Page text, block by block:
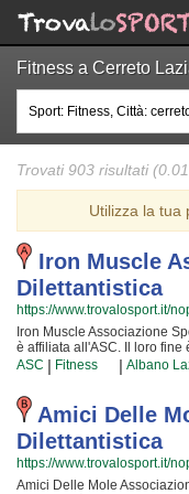
Fitness a Cerreto
Trovati 903 risultati
Utilizza la tua
Iron Muscle
Dilettantistica
https://www.trovalosport.it/
Iron Muscle Associazione
è affiliata all'ASC. Il loro fine
benessere delle persone
bambini e ragazzi). Le loro
fisiche ed a sono utili a il
sicurezza individuale
sono i migliori della
agli aggiornamenti
professionalità ai loro iscritti.
facendo fitness rendono
che sarete partiti, non
ASC | Fitness | Albano
Amici Delle
Dilettantistica
https://www.trovalosport.it/
Amici Delle Mole